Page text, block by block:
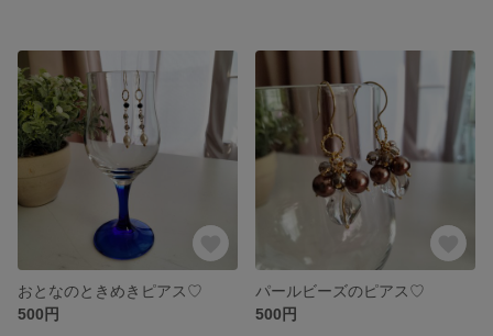
おとなのときめきピアス♡
500円
パールビーズのピアス♡
500円